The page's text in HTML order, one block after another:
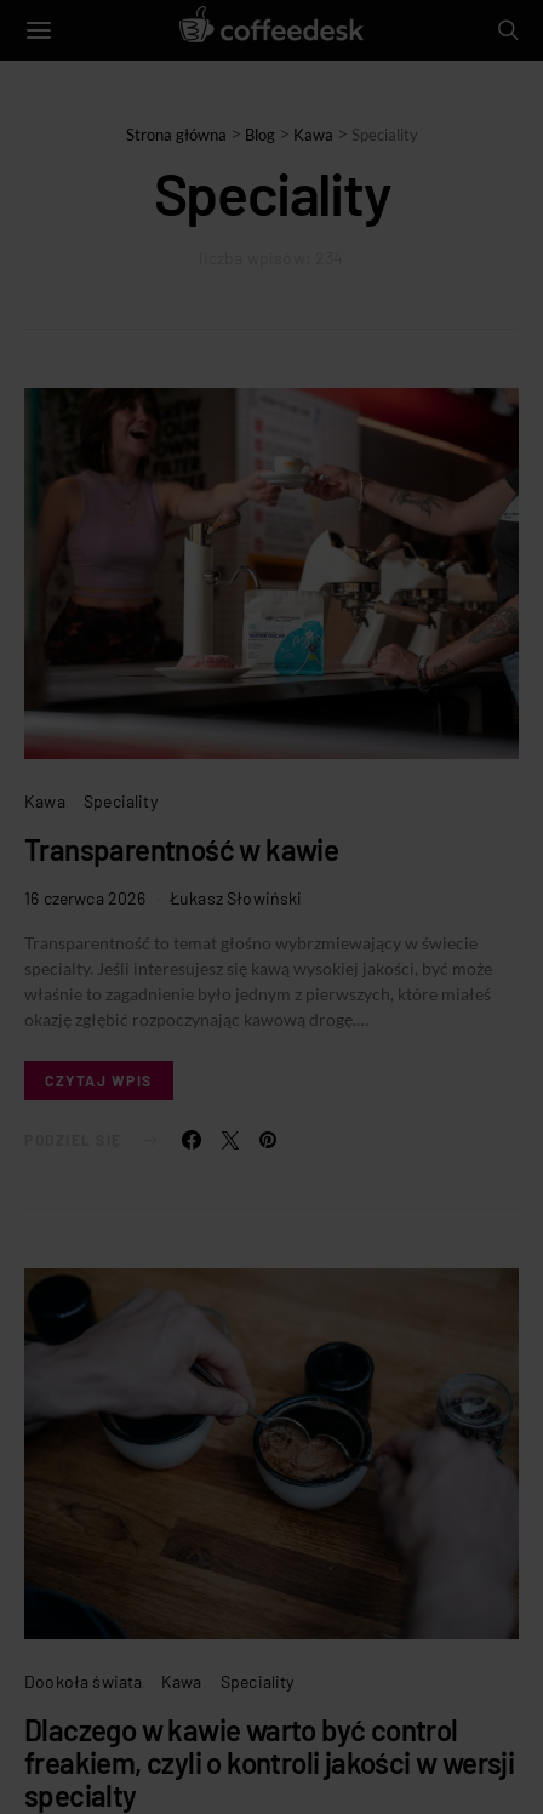
Strona główna > Blog> Kawa > Speciality
Speciality
Kawa Speciality
Transparentność w kawie
16 czerwca 2026 Łukasz Słowiński
Transparentność to temat głośno wybrzmiewający w świecie
specialty. Jeśli interesujesz się kawą wysokiej jakości, być może
właśnie to zagadnienie było jednym z pierwszych, które miałeś
okazję zgłębić rozpoczynając kawową drogę.…
CZYTAJ WPIS
Dookoła świata Kawa Speciality
Dlaczego w kawie warto być control
freakiem, czyli o kontroli jakości w wersji
specialty